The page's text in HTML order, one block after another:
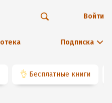
Подписка
Войти
👌 Бесплатные книги